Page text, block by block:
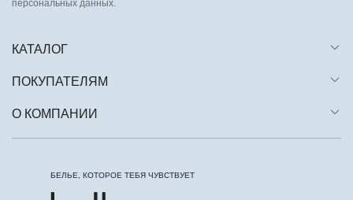
КАТАЛОГ
ПОКУПАТЕЛЯМ
О КОМПАНИИ
персональных данных.
БЕЛЬЕ, КОТОРОЕ ТЕБЯ ЧУВСТВУЕТ